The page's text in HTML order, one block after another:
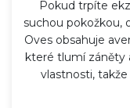
Pokud trpíte
suchou pokožkou,
Oves obsahuje
které tlumí záněty
vlastnosti,